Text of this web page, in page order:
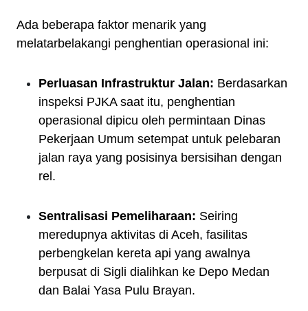
Ada beberapa faktor menarik yang
melatarbelakangi penghentian operasional ini:
Perluasan Infrastruktur Jalan: Berdasarkan
inspeksi PJKA saat itu, penghentian
operasional dipicu oleh permintaan Dinas
Pekerjaan Umum setempat untuk pelebaran
jalan raya yang posisinya bersisihan dengan
rel.
Sentralisasi Pemeliharaan: Seiring
meredupnya aktivitas di Aceh, fasilitas
perbengkelan kereta api yang awalnya
berpusat di Sigli dialihkan ke Depo Medan
dan Balai Yasa Pulu Brayan.